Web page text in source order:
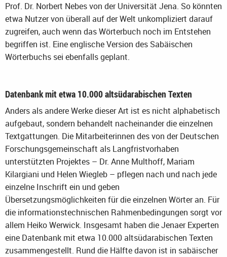
Prof. Dr. Norbert Nebes von der Universität Jena. So könnten
etwa Nutzer von überall auf der Welt unkompliziert darauf
zugreifen, auch wenn das Wörterbuch noch im Entstehen
begriffen ist. Eine englische Version des Sabäischen
Wörterbuchs sei ebenfalls geplant.
Datenbank mit etwa 10.000 altsüdarabischen Texten
Anders als andere Werke dieser Art ist es nicht alphabetisch
aufgebaut, sondern behandelt nacheinander die einzelnen
Textgattungen. Die Mitarbeiterinnen des von der Deutschen
Forschungsgemeinschaft als Langfristvorhaben
unterstützten Projektes – Dr. Anne Multhoff, Mariam
Kilargiani und Helen Wiegleb – pflegen nach und nach jede
einzelne Inschrift ein und geben
Übersetzungsmöglichkeiten für die einzelnen Wörter an. Für
die informationstechnischen Rahmenbedingungen sorgt vor
allem Heiko Werwick. Insgesamt haben die Jenaer Experten
eine Datenbank mit etwa 10.000 altsüdarabischen Texten
zusammengestellt. Rund die Hälfte davon ist in sabäischer